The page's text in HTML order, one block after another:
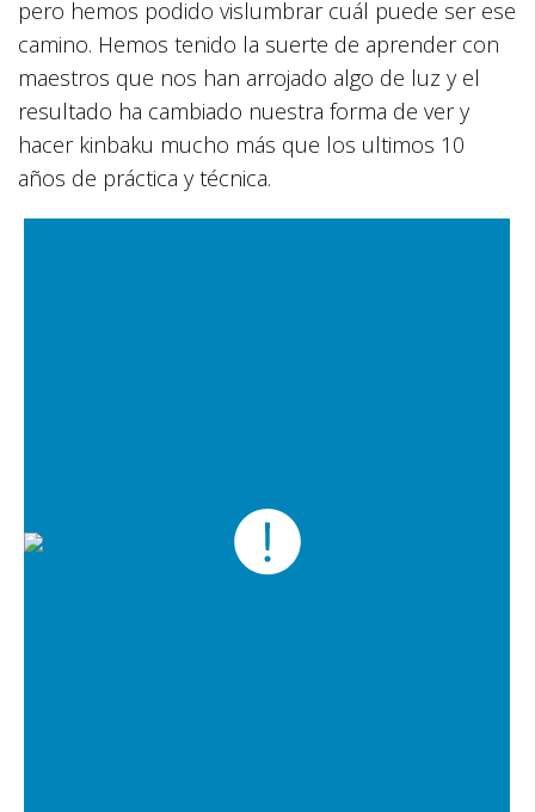
pero hemos podido vislumbrar cuál puede ser ese
camino. Hemos tenido la suerte de aprender con
maestros que nos han arrojado algo de luz y el
resultado ha cambiado nuestra forma de ver y
hacer kinbaku mucho más que los ultimos 10
años de práctica y técnica.